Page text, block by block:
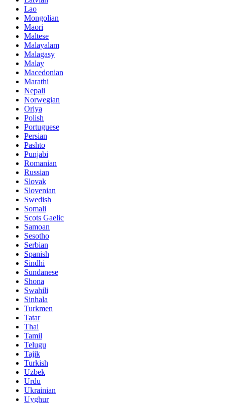
Lao
Mongolian
Maori
Maltese
Malayalam
Malagasy
Malay
Macedonian
Marathi
Nepali
Norwegian
Oriya
Polish
Portuguese
Persian
Pashto
Punjabi
Romanian
Russian
Slovak
Slovenian
Swedish
Somali
Scots Gaelic
Samoan
Sesotho
Serbian
Spanish
Sindhi
Sundanese
Shona
Swahili
Sinhala
Turkmen
Tatar
Thai
Tamil
Telugu
Tajik
Turkish
Uzbek
Urdu
Ukrainian
Uyghur